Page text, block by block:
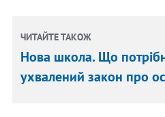
ЧИТАЙТЕ ТАКОЖ
Нова школа. Що
ухвалений закон про